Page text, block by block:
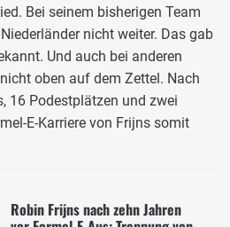
Bei seinem bisherigen Team
nicht weiter. Das gab
Und auch bei anderen
oben auf dem Zettel. Nach
16 Podestplätzen und zwei
E-Karriere von Frijns somit
Robin Frijns nach zehn Jahren